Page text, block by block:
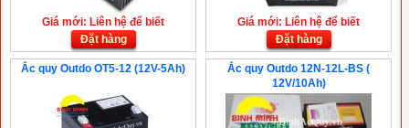
Giá mới: Liên hệ để biết
Đặt hàng
Giá mới: Liên hệ để biết
Đặt hàng
Ắc quy Outdo OT5-12 (12V-5Ah)
Ắc quy Outdo 12N-12L-BS (
12V/10Ah)